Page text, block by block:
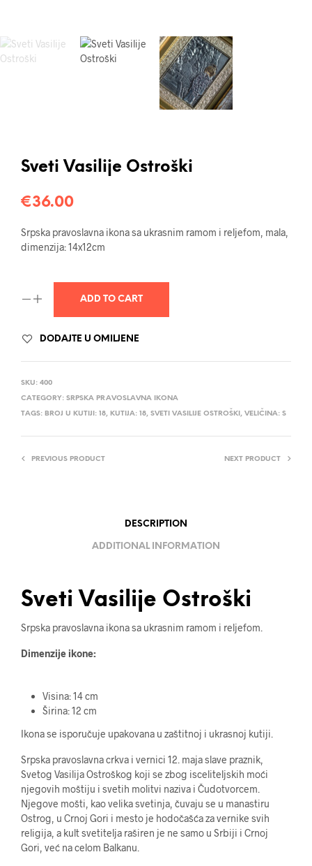
Sveti Vasilije Ostroški
€36.00
Srpska pravoslavna ikona sa ukrasnim ramom i reljefom, mala,
dimenzija: 14x12cm
ADD TO CART
DODAJTE U OMILJENE
SKU: 400
CATEGORY: SRPSKA PRAVOSLAVNA IKONA
TAGS: BROJ U KUTIJI: 18, KUTIJA: 18, SVETI VASILIJE OSTROŠKI , VELIČINA: S
PREVIOUS PRODUCT NEXT PRODUCT
DESCRIPTION
ADDITIONAL INFORMATION
Sveti Vasilije Ostroški
Srpska pravoslavna ikona sa ukrasnim ramom i reljefom.
Dimenzije ikone:
Visina: 14 cm
Širina: 12 cm
Ikona se isporučuje upakovana u zaštitnoj i ukrasnoj kutiji.
Srpska pravoslavna crkva i vernici 12. maja slave praznik,
Svetog Vasilija Ostroškog koji se zbog isceliteljskih moći
njegovih moštiju i svetih molitvi naziva i Čudotvorcem.
Njegove mošti, kao velika svetinja, čuvaju se u manastiru
Ostrog, u Crnoj Gori i mesto je hodočašća za vernike svih
religija, a kult svetitelja raširen je ne samo u Srbiji i Crnoj
Gori, već na celom Balkanu.